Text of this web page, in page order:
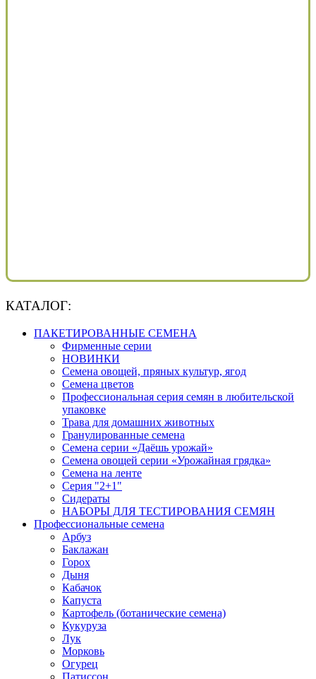
КАТАЛОГ:
ПАКЕТИРОВАННЫЕ СЕМЕНА
Фирменные серии
НОВИНКИ
Семена овощей, пряных культур, ягод
Семена цветов
Профессиональная серия семян в любительской
упаковке
Трава для домашних животных
Гранулированные семена
Семена серии «Даёшь урожай»
Семена овощей серии «Урожайная грядка»
Семена на ленте
Серия "2+1"
Сидераты
НАБОРЫ ДЛЯ ТЕСТИРОВАНИЯ СЕМЯН
Профессиональные семена
Арбуз
Баклажан
Горох
Дыня
Кабачок
Капуста
Картофель (ботанические семена)
Кукуруза
Лук
Морковь
Огурец
Патиссон